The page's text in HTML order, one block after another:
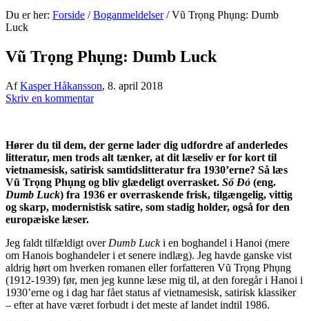
Du er her: Forside / Boganmeldelser /Vũ Trọng Phụng: Dumb
Luck
Vũ Trọng Phụng: Dumb Luck
AfKasper Håkansson, 8. april 2018
Skriv en kommentar
Hører du til dem, der gerne lader dig udfordre af anderledes
litteratur, men trods alt tænker, at dit læseliv er for kort til
vietnamesisk, satirisk samtidslitteratur fra 1930’erne? Så læs
Vũ Trọng Phụng og bliv glædeligt overrasket. Số Đỏ (eng.
Dumb Luck) fra 1936 er overraskende frisk, tilgængelig, vittig
og skarp, modernistisk satire, som stadig holder, også for den
europæiske læser.
Jeg faldt tilfældigt over Dumb Lucki en boghandel i Hanoi (mere
om Hanois boghandeler i et senere indlæg). Jeg havde ganske vist
aldrig hørt om hverken romanen eller forfatteren Vũ Trọng Phụng
(1912-1939) før, men jeg kunne læse mig til, at den foregår i Hanoi i
1930’erne og i dag har fået status af vietnamesisk, satirisk klassiker
– efter at have været forbudt i det meste af landet indtil 1986.